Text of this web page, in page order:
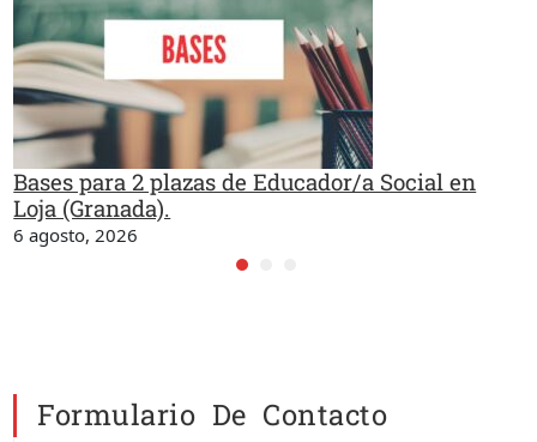
Bases para 2 plazas de Educador/a Social en
Loja (Granada).
6 agosto, 2026
Formulario De Contacto